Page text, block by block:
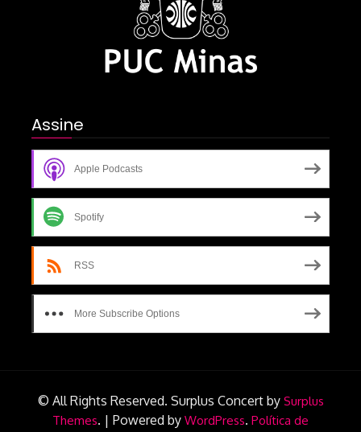
Assine
Apple Podcasts
Spotify
RSS
More Subscribe Options
© All Rights Reserved. Surplus Concert by Surplus
Themes. | Powered by WordPress. Política de